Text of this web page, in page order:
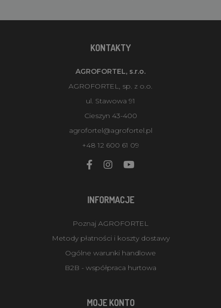
KONTAKTY
AGROFORTEL, s.r.o.
AGROFORTEL, sp. z o.o.
ul. Stawowa 91
Cieszyn 43-400
agrofortel@agrofortel.pl
+48 12 600 61 09
INFORMACJE
Poznaj AGROFORTEL
Metody płatności i koszty dostawy
Ogólne warunki handlowe
B2B - współpraca hurtowa
MOJE KONTO